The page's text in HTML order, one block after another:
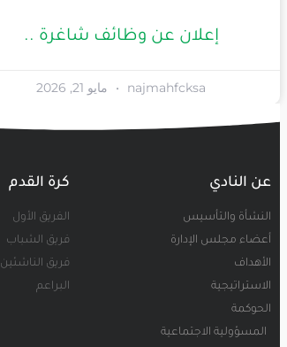
إعلان عن وظائف شاغرة ..
najmahfcksa مايو 21, 2026
عن النادي
النشأة والتأسيس
أعضاء مجلس الإدارة
الأهداف
الاستراتيجية
الحوكمة
المسؤولية الاجتماعية
كرة القدم
الفريق الأول
فريق الشباب
فريق الناشئين
البراعم